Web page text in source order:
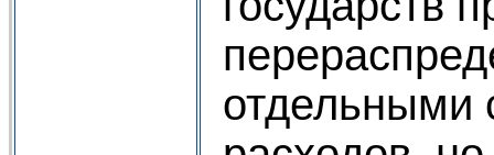
отдельными